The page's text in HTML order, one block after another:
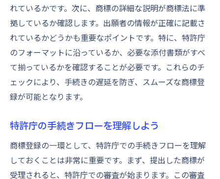
れているかです。次に、商標の詳細な説明が商標法に準
拠しているか確認します。出願者の情報が正確に記載さ
れているかどうかも重要なポイントです。特に、特許庁
のフォーマットに沿っているか、必要な添付書類がすべ
て揃っているかを確認することが必要です。これらのチ
ェックにより、手続きの遅延を防ぎ、スムーズな商標登
録が可能となります。
特許庁の手続きフローを理解しよう
商標登録の一環として、特許庁での手続きフローを理解
しておくことは非常に重要です。まず、提出した商標が
受理されると、特許庁での審査が始まります。この審査